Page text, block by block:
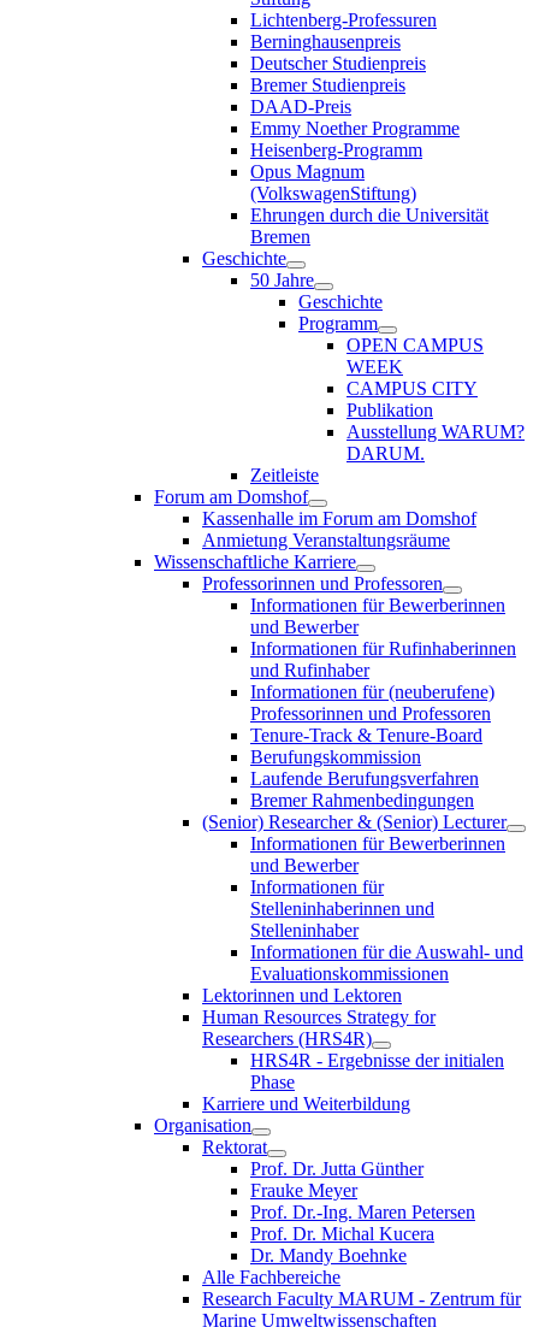
Lichtenberg-Professuren
Berninghausenpreis
Deutscher Studienpreis
Bremer Studienpreis
DAAD-Preis
Emmy Noether Programme
Heisenberg-Programm
Opus Magnum
(VolkswagenStiftung)
Ehrungen durch die Universität
Bremen
Geschichte
50 Jahre
Geschichte
Programm
OPEN CAMPUS
WEEK
CAMPUS CITY
Publikation
Ausstellung WARUM?
DARUM.
Zeitleiste
Forum am Domshof
Kassenhalle im Forum am Domshof
Anmietung Veranstaltungsräume
Wissenschaftliche Karriere
Professorinnen und Professoren
Informationen für Bewerberinnen
und Bewerber
Informationen für Rufinhaberinnen
und Rufinhaber
Informationen für (neuberufene)
Professorinnen und Professoren
Tenure-Track & Tenure-Board
Berufungskommission
Laufende Berufungsverfahren
Bremer Rahmenbedingungen
(Senior) Researcher & (Senior) Lecturer
Informationen für Bewerberinnen
und Bewerber
Informationen für
Stelleninhaberinnen und
Stelleninhaber
Informationen für die Auswahl- und
Evaluationskommissionen
Lektorinnen und Lektoren
Human Resources Strategy for
Researchers (HRS4R)
HRS4R - Ergebnisse der initialen
Phase
Karriere und Weiterbildung
Organisation
Rektorat
Prof. Dr. Jutta Günther
Frauke Meyer
Prof. Dr.-Ing. Maren Petersen
Prof. Dr. Michal Kucera
Dr. Mandy Boehnke
Alle Fachbereiche
Research Faculty MARUM - Zentrum für
Marine Umweltwissenschaften